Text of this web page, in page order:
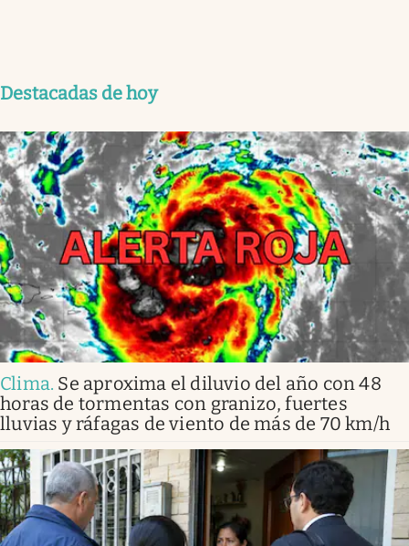
Destacadas de hoy
Clima. Se aproxima el diluvio del año con 48
horas de tormentas con granizo, fuertes
lluvias y ráfagas de viento de más de 70 km/h